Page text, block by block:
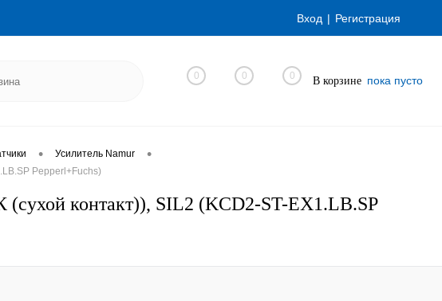
Вход Регистрация
0 0 0 В корзине пока пусто
• Усилитель Namur •
Pepperl+Fuchs)
контакт)), SIL2 (KCD2-ST-EX1.LB.SP